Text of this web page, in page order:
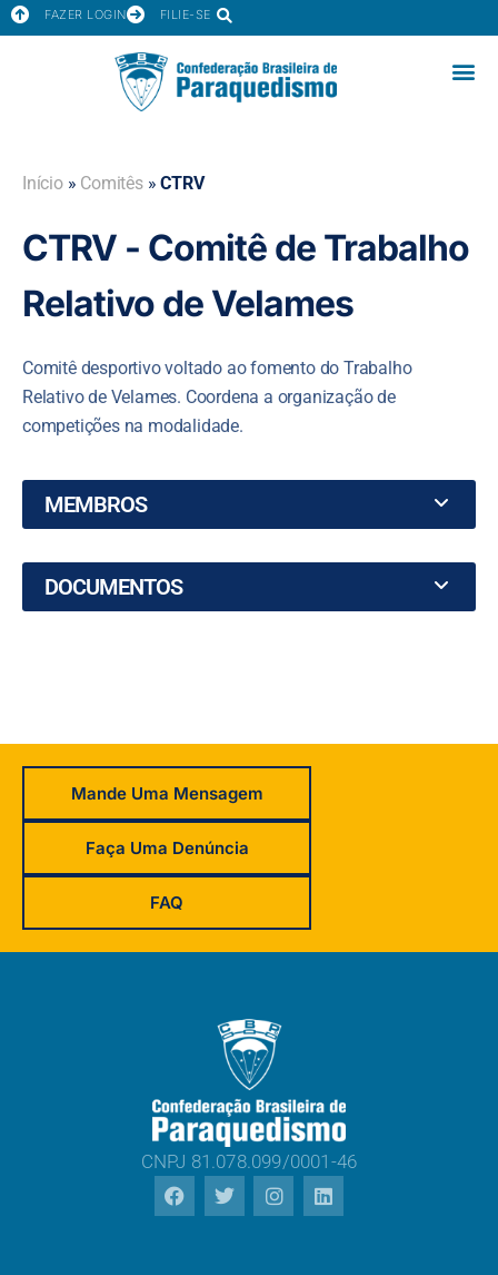
FAZER LOGIN FILIE-SE
Início» Comitês»CTRV
CTRV - Comitê de Trabalho
Relativo de Velames
Comitê desportivo voltado ao fomento do Trabalho
Relativo de Velames. Coordena a organização de
competições na modalidade.
MEMBROS
DOCUMENTOS
Mande Uma Mensagem
Faça Uma Denúncia
FAQ
CNPJ 81.078.099/0001-46